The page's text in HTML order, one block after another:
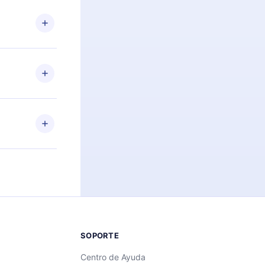
el
de
más de
leer o
iOS,
momento
SOPORTE
Centro de Ayuda